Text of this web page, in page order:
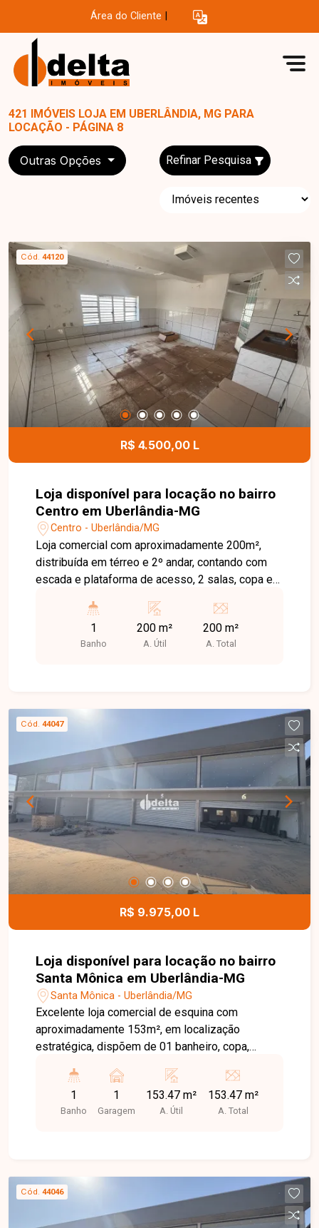
Área do Cliente
421 IMÓVEIS LOJA EM UBERLÂNDIA, MG PARA
LOCAÇÃO - PÁGINA 8
Outras Opções Refinar Pesquisa
Cód. 44120
R$ 4.500,00 L
Loja disponível para locação no bairro
Centro em Uberlândia-MG
Centro - Uberlândia/MG
Loja comercial com aproximadamente 200m²,
distribuída em térreo e 2º andar, contando com
escada e plataforma de acesso, 2 salas, copa e
para diversas atividades.
1
Banho
200 m²
A. Útil
200 m²
A. Total
Cód. 44047
R$ 9.975,00 L
Loja disponível para locação no bairro
Santa Mônica em Uberlândia-MG
Santa Mônica - Uberlândia/MG
Excelente loja comercial de esquina com
aproximadamente 153m², em localização
estratégica, dispõem de 01 banheiro, copa,
1
Banho
1
Garagem
153.47 m²
A. Útil
153.47 m²
A. Total
Cód. 44046